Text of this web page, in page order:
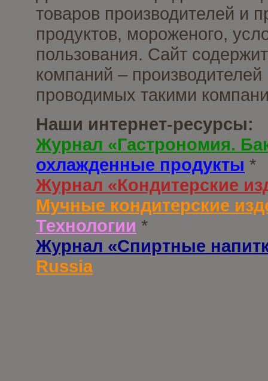
товаров производителей и
продуктов, мороженого,
пользования. Сайт
компаний –
проводимых такими
Наши интернет-ресурсы:
Журнал «Гастрономия.
охлажденные продукты *
Журнал «Кондитерские
Мучные кондитерские
Технологии *
Журнал «Спиртные
Russia